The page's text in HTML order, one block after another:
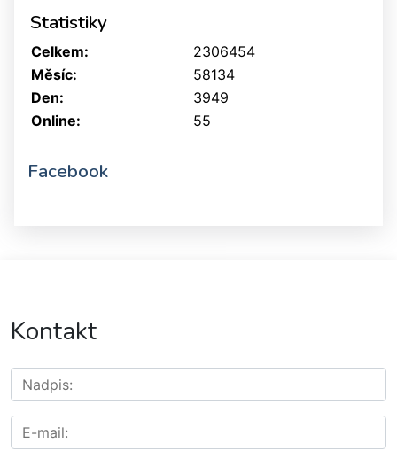
Statistiky
Online: 55
Celkem:
2306454
Měsíc:
58134
Den:
3949
Facebook
Kontakt